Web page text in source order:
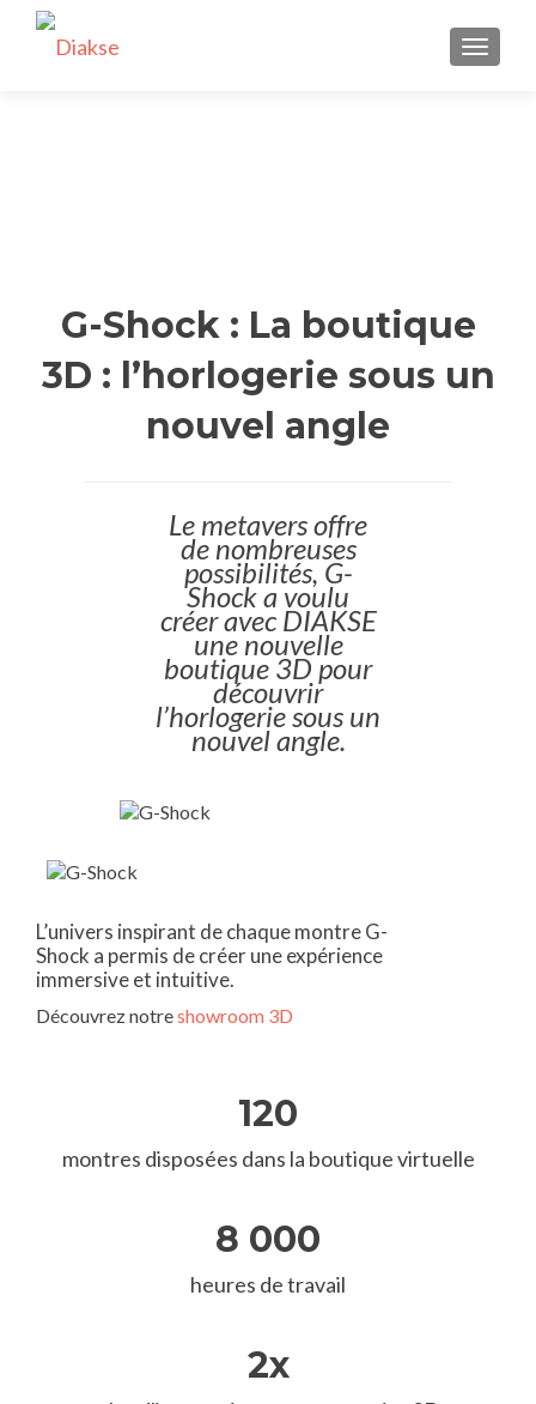
G-Shock : La boutique
3D : l’horlogerie sous un
nouvel angle
Le metavers offre
de nombreuses
possibilités, G-
Shock a voulu
créer avec DIAKSE
une nouvelle
boutique 3D pour
découvrir
l’horlogerie sous un
nouvel angle.
L’univers inspirant de chaque montre G-
Shock a permis de créer une expérience
immersive et intuitive.
Découvrez notreshowroom 3D
120
montres disposées dans la boutique virtuelle
8 000
heures de travail
2x